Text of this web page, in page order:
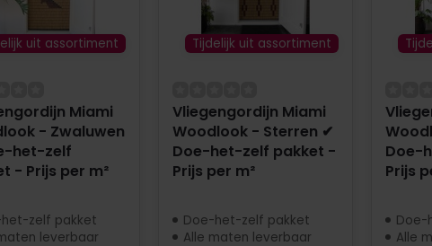
uit assortiment
Miami
- Zwaluwen
het-zelf
- Prijs per m²
zelf pakket
leverbaar
Tijdelijk uit assortiment
Vliegengordijn Miami
Woodlook - Sterren ✔
Doe-het-zelf pakket -
Prijs per m²
Doe-het-zelf pakket
Alle maten leverbaar
Doe-
Prijs
Doe-
Alle